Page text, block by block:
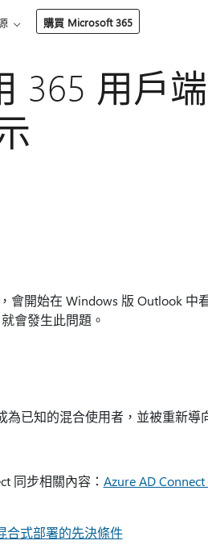
購買 Microsoft 365
365 用戶
會開始在 Windows 版 Outlook 中
會發生此問題。
已知的混合使用者，並被重新導
同步相關內容： Azure AD
合式部署的先決條件